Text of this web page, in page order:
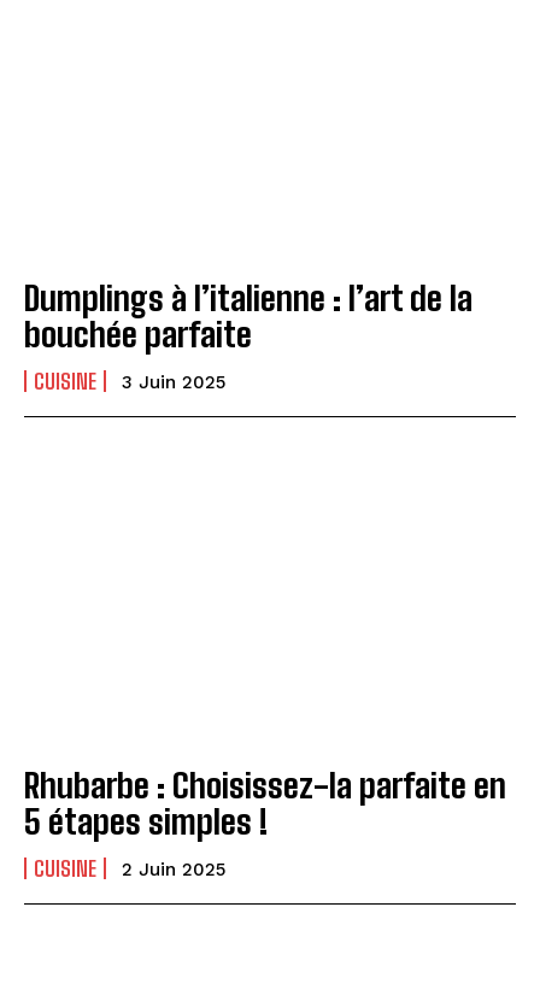
Dumplings à l’italienne : l’art de la
bouchée parfaite
CUISINE 3 Juin 2025
Rhubarbe : Choisissez-la parfaite en
5 étapes simples !
CUISINE 2 Juin 2025